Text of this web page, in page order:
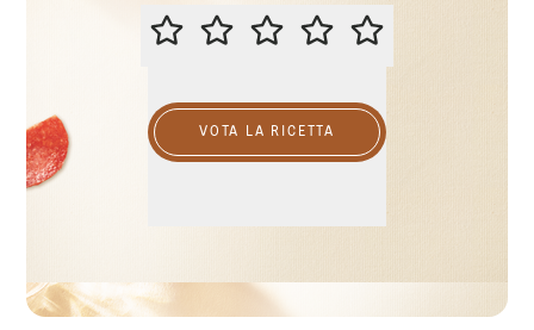
VALUTA QUESTA RICETTA
VOTA LA RICETTA